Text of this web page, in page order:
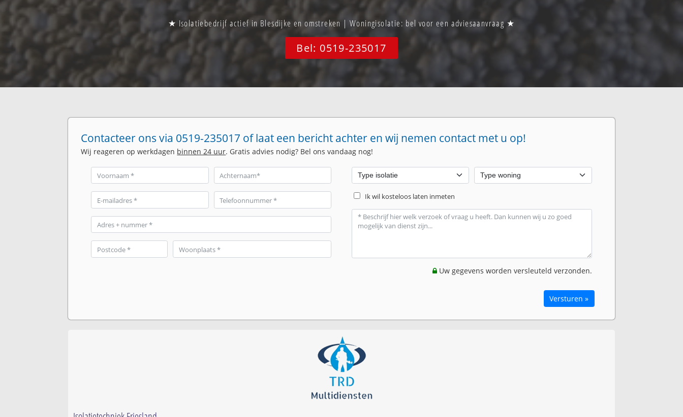
★ Isolatiebedrijf actief in Blesdijke en omstreken | Woningisolatie: bel voor een adviesaanvraag ★
Bel: 0519-235017
Contacteer ons via 0519-235017 of laat een bericht achter en wij nemen contact met u op!
Wij reageren op werkdagen binnen 24 uur. Gratis advies nodig? Bel ons vandaag nog!
Ik wil kosteloos laten inmeten
Uw gegevens worden versleuteld verzonden.
Versturen »